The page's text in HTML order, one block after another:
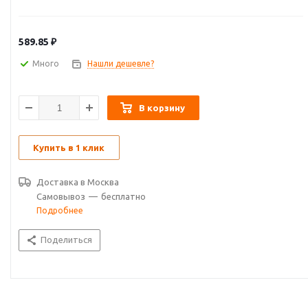
589.85 ₽
Много Нашли дешевле?
В корзину
Купить в 1 клик
Доставка в Москва
Самовывоз — бесплатно
Подробнее
Поделиться